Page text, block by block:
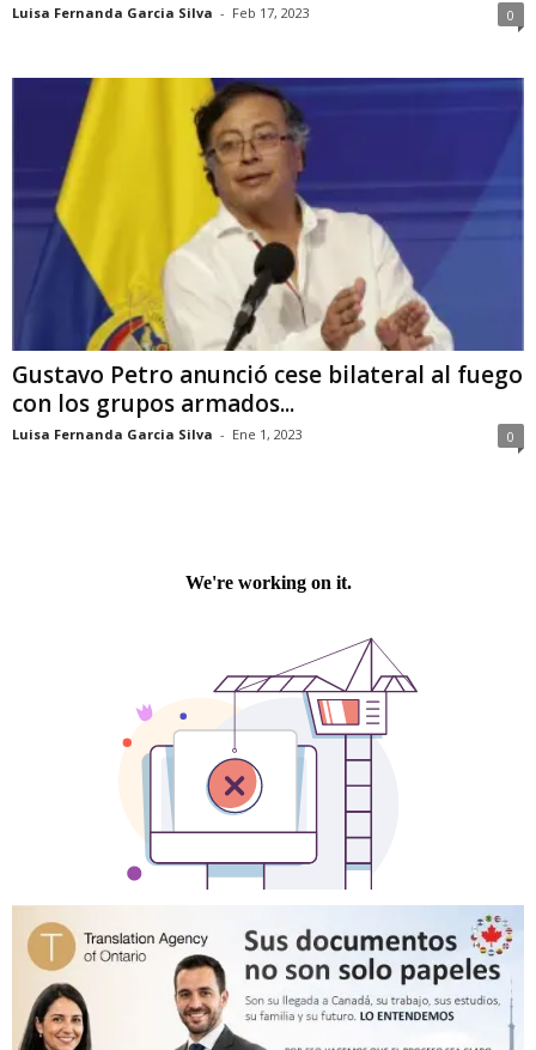
Luisa Fernanda Garcia Silva - Feb 17, 2023 0
Gustavo Petro anunció cese bilateral al fuego
con los grupos armados...
Luisa Fernanda Garcia Silva - Ene 1, 2023 0